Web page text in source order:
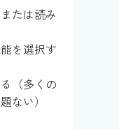
たは読み
を選択す
（多くの
ない）